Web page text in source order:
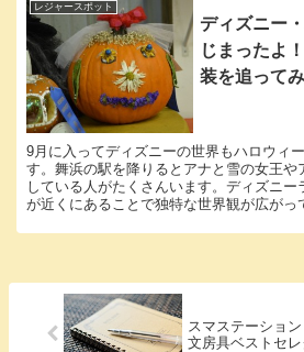
レジャースポット
ディズニー
じまったよ
装を追って
9月に入ってディズニーの世界もハロウィ
す。舞浜の駅を降りるとアナと雪の女王や
している人がたくさんいます。ディズニー
が近くにあることで独特な世界観が広がっ
スマステーショ
文房具ベストセ